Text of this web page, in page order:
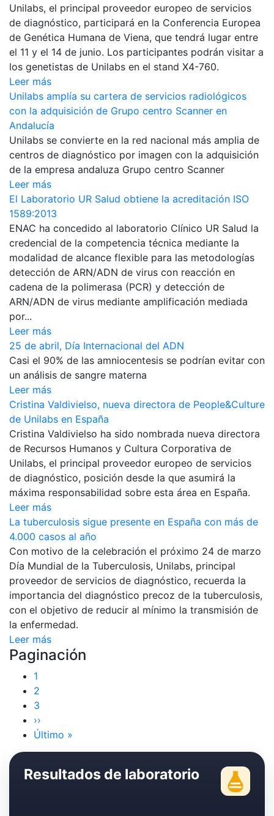
Unilabs, el principal proveedor europeo de servicios
de diagnóstico, participará en la Conferencia Europea
de Genética Humana de Viena, que tendrá lugar entre
el 11 y el 14 de junio. Los participantes podrán visitar a
los genetistas de Unilabs en el stand X4-760.
Leer más
Unilabs amplía su cartera de servicios radiológicos
con la adquisición de Grupo centro Scanner en
Andalucía
Unilabs se convierte en la red nacional más amplia de
centros de diagnóstico por imagen con la adquisición
de la empresa andaluza Grupo centro Scanner
Leer más
El Laboratorio UR Salud obtiene la acreditación ISO
1589:2013
ENAC ha concedido al laboratorio Clínico UR Salud la
credencial de la competencia técnica mediante la
modalidad de alcance flexible para las metodologías
detección de ARN/ADN de virus con reacción en
cadena de la polimerasa (PCR) y detección de
ARN/ADN de virus mediante amplificación mediada
por...
Leer más
25 de abril, Día Internacional del ADN
Casi el 90% de las amniocentesis se podrían evitar con
un análisis de sangre materna
Leer más
Cristina Valdivielso, nueva directora de People&Culture
de Unilabs en España
Cristina Valdivielso ha sido nombrada nueva directora
de Recursos Humanos y Cultura Corporativa de
Unilabs, el principal proveedor europeo de servicios
de diagnóstico, posición desde la que asumirá la
máxima responsabilidad sobre esta área en España.
Leer más
La tuberculosis sigue presente en España con más de
4.000 casos al año
Con motivo de la celebración el próximo 24 de marzo
Día Mundial de la Tuberculosis, Unilabs, principal
proveedor de servicios de diagnóstico, recuerda la
importancia del diagnóstico precoz de la tuberculosis,
con el objetivo de reducir al mínimo la transmisión de
la enfermedad.
Leer más
Paginación
Página
actual
1
Page
2
Page
3
Siguiente
página
››
Última
página
Último »
Resultados de laboratorio